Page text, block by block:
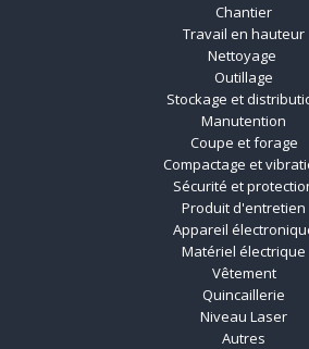
Chantier
Travail en hauteur
Nettoyage
Outillage
Stockage et
Manutention
Coupe et forage
Compactage et
Sécurité et
Produit d'entretien
Appareil
Matériel électrique
Vêtement
Quincaillerie
Niveau Laser
Autres